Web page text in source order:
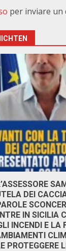
per inviare un
DEI
IN SICILIA
INCENDI E LA
PROTEGGERE